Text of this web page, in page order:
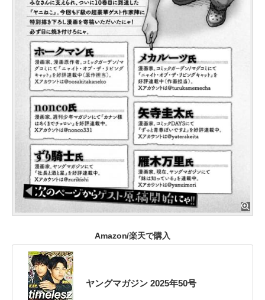
Amazon/楽天で購入
ヤングマガジン 2025年50号